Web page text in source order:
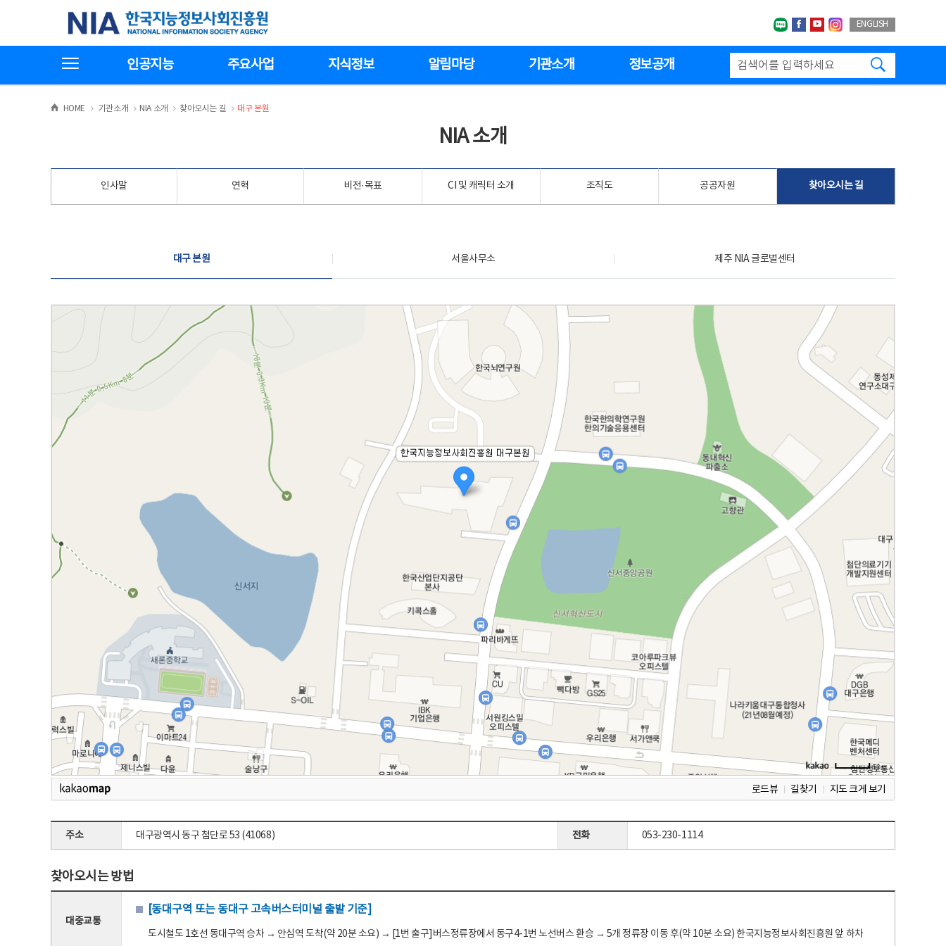
기
한국지능정보사회진흥원
네이버블로그
페이스북
유투브인스타그랩
ENGLISH
인공지능 주요사업 지식정보 알림마당 기관소개 정보공개
HOME >
기관소개 >NIA 소개 >
찾아오시는 길 >
대구 본원
NIA 소개
인사말 연혁 비전·목표 CI 및 캐릭터 소개 조직도 공공자원 찾아오시는 길
대구 본원 서울사무소 제주 NIA 글로벌센터
로드뷰 길찾기 지도 크게 보기
주소 대구광역시 동구 첨단로 53 (41068) 전화 053-230-1114
찾아오시는 방법
대중교통
[동대구역 또는 동대구 고속버스터미널 출발 기준]
도시철도 1호선 동대구역 승차 → 안심역 도착(약 20분 소요) → [1번 출구]버스정류장에서 동구4-1번 노선버스 환승 → 5개 정류장 이동 후(약 10분 소요) 한국지능정보사회진흥원 앞 하차